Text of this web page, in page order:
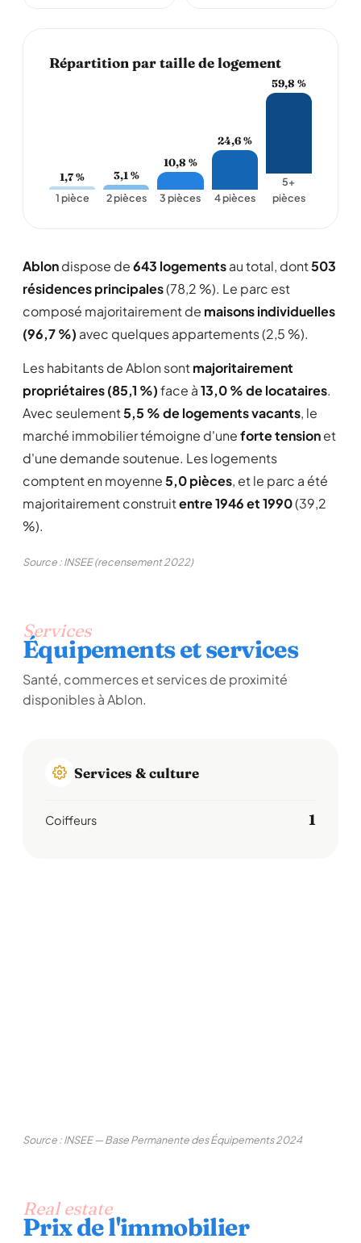
Répartition par taille de logement
1,7 %
1 pièce
3,1 %
2 pièces
10,8 %
3 pièces
24,6 %
4 pièces
59,8 %
5+
pièces
Ablondispose de643 logementsau total, dont503
résidences principales(78,2 %). Le parc est
composé majoritairement de maisons individuelles
(96,7 %) avec quelques appartements (2,5 %).
Les habitants de Ablon sontmajoritairement
propriétaires (85,1 %)face à13,0 % de locataires.
Avec seulement5,5 % de logements vacants, le
marché immobilier témoigne d'uneforte tensionet
d'une demande soutenue. Les logements
comptent en moyenne5,0 pièces, et le parc a été
majoritairement construitentre 1946 et 1990(39,2
%).
Source : INSEE (recensement 2022)
Services
Équipements et services
Santé, commerces et services de proximité
disponibles à Ablon.
Services & culture
Coiffeurs 1
Source : INSEE — Base Permanente des Équipements 2024
Real estate
Prix de l'immobilier